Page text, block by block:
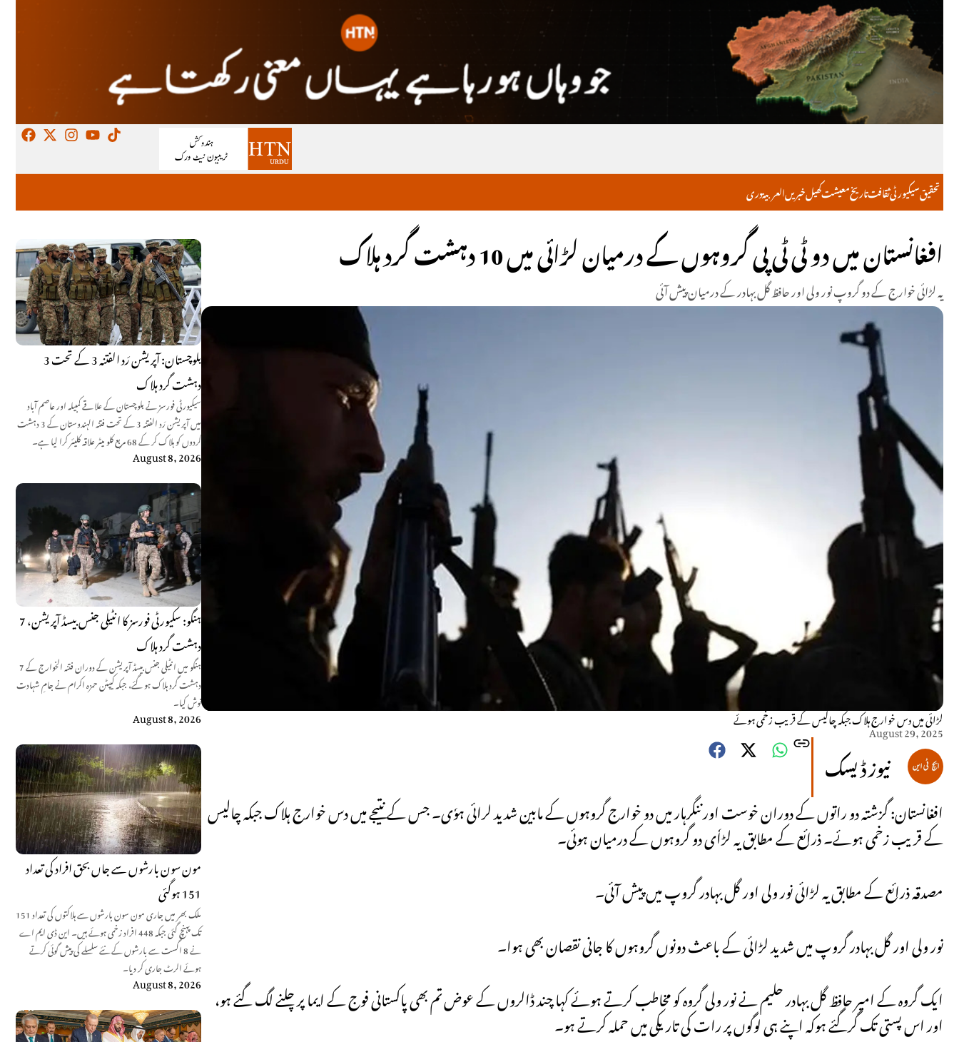
خبریںکھیلمعیشتتاریخثقافتسیکیورٹیتحقیق دریالعربية
بلوچستان: آپریشن رَد الفتنہ 3 کے تحت 3
دہشت گرد ہلاک
سیکیورٹی فورسز نے بلوچستان کے علاقے کمبیلہ اور عاصم آباد
میں آپریشن رَد الفتنہ 3 کے تحت فتنہ الہندوستان کے 3 دہشت
گردوں کو ہلاک کر کے 68 مربع کلو میٹر علاقہ کلیئر کرا لیا ہے۔
August 8, 2026
ہنگو: سکیورٹی فورسز کا انٹیلی جنس بیسڈ آپریشن، 7
دہشت گرد ہلاک
ہنگو میں انٹیلی جنس بیسڈ آپریشن کے دوران فتنہ الخوارج کے 7
دہشت گرد ہلاک ہو گئے، جبکہ کیپٹن حمزہ اکرام نے جامِ شہادت
نوش کیا۔
August 8, 2026
مون سون بارشوں سے جاں بحق افراد کی تعداد
151 ہوگئی
ملک بھر میں جاری مون سون بارشوں سے ہلاکتوں کی تعداد 151
تک پہنچ گئی جبکہ 448 افراد زخمی ہوئے ہیں۔ این ڈی ایم اے
نے 8 اگست سے بارشوں کے نئے سلسلے کی پیش گوئی کرتے
ہوئے الرٹ جاری کر دیا۔
August 8, 2026
افغانستان میں دو ٹی ٹی پی گروہوں کے درمیان لڑائی میں 10 دہشت گرد ہلاک
یہ لڑائی خوارج کے دو گروپ نور ولی اور حافظ گل بہادر کے درمیان پیش آئی
لڑائی میں دس خوارج ہلاک جبکہ چالیس کے قریب زخمی ہوئے
August 29, 2025
نیوز ڈیسک
افغانستان: گزشتہ دو راتوں کے دوران خوست اور ننگرہار میں دو خوارج گروہوں کے مابین شدید لرائی ہوٗی۔ جس کے نتیجے میں دس خوارج ہلاک جبکہ چالیس
کے قریب زخمی ہوئے۔ ذرائع کے مطابق یہ لڑاٗی دو گروہوں کے درمیان ہوئی۔
مصدقہ ذرائع کے مطابق یہ لڑائی نور ولی اور گل بہادر گروپ میں پیش آئی۔
نور ولی اور گل بہادر گروپ میں شدید لڑائی کے باعث دونوں گروہوں کا جانی نقصان بھی ہوا۔
ایک گروہ کے امیر حافظ گل بہادر حلیم نے نور ولی گروہ کو مخاطب کرتے ہوئے کہا چند ڈالروں کے عوض تم بھی پاکستانی فوج کے ایما پر چلنے لگ گئے ہو،
اور اس پستی تک گرگئے ہوکہ اپنے ہی لوگوں پر رات کی تاریکی میں حملہ کرتے ہو۔